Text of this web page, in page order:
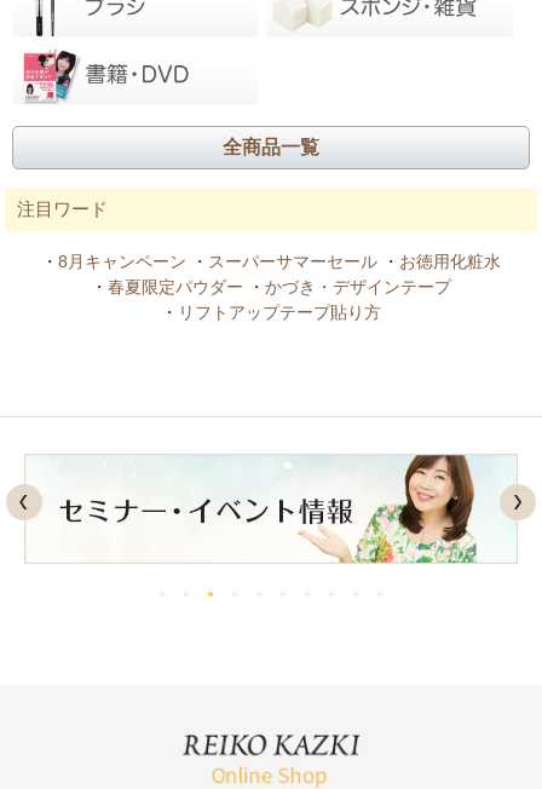
全商品一覧
注目ワード
・ 8月キャンペーン ・ スーパーサマーセール ・ お徳用化粧水
・ 春夏限定パウダー ・ かづき・デザインテープ
・ リフトアップテープ貼り方